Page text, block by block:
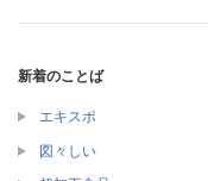
新着のことば
エキスポ
図々しい